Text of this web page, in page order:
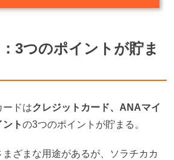
3つのポイントが貯ま
ードはクレジットカード、ANAマイ
トの3つのポイントが貯まる。
ざまな用途があるが、ソラチカカ